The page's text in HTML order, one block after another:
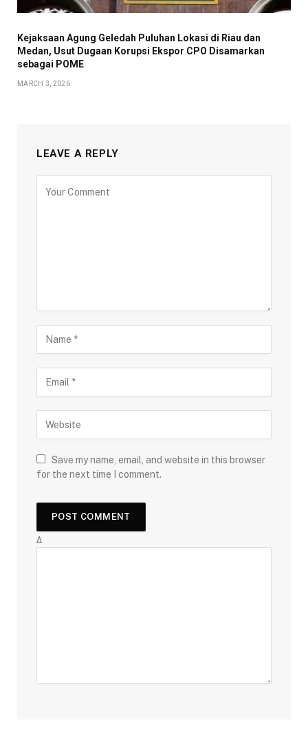
Kejaksaan Agung Geledah Puluhan Lokasi di Riau dan
Medan, Usut Dugaan Korupsi Ekspor CPO Disamarkan
sebagai POME
MARCH 3, 2026
LEAVE A REPLY
Save my name, email, and website in this browser
for the next time I comment.
Δ